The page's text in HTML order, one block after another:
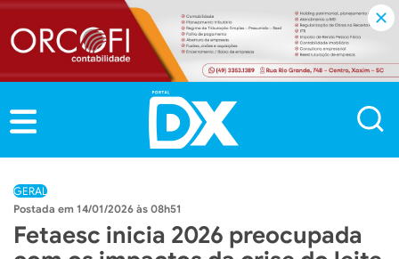
GERAL
14/01/2026 às 08h51
Fetaesc inicia 2026 preocupada